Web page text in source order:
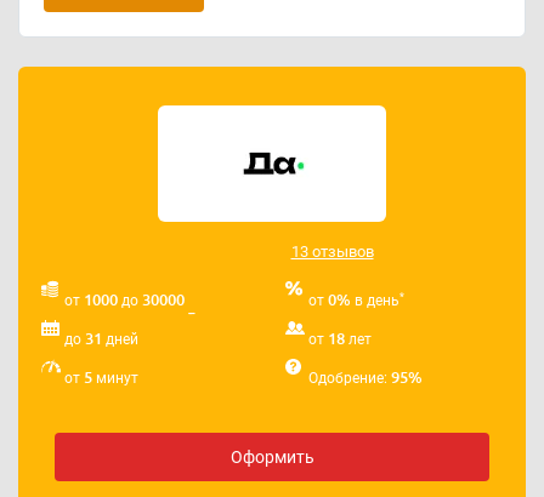
13 отзывов
от 1000 до 30000 от 0% в день*
до 31 дней от 18 лет
от 5 минут Одобрение: 95%
Оформить